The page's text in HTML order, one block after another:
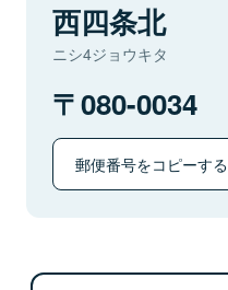
西四条北
ニシ4ジョウキタ
080-0034
郵便番号をコピーする